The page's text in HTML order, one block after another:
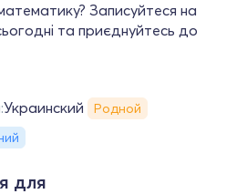
Записуйтеся на
та приєднуйтесь до
Украинский Родной
для